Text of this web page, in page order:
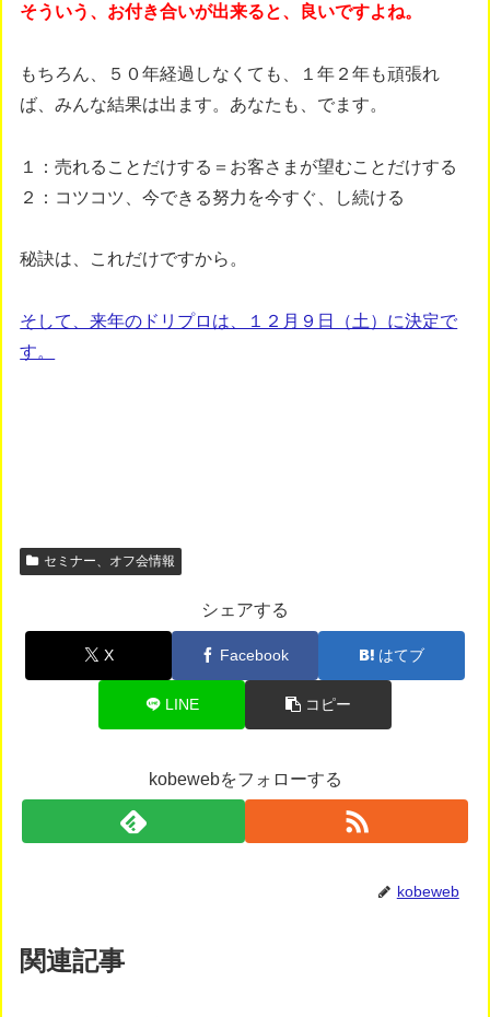
そういう、お付き合いが出来ると、良いですよね。
もちろん、５０年経過しなくても、１年２年も頑張れ
ば、みんな結果は出ます。あなたも、でます。
１：売れることだけする＝お客さまが望むことだけする
２：コツコツ、今できる努力を今すぐ、し続ける
秘訣は、これだけですから。
そして、来年のドリプロは、１２月９日（土）に決定で
す。
セミナー、オフ会情報
シェアする
X Facebook はてブ
LINE コピー
kobewebをフォローする
kobeweb
関連記事